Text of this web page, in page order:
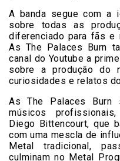
A banda segue com a
sobre todas as
diferenciado para fãs e
As The Palaces Burn
canal do Youtube a
sobre a produção do
curiosidades e relatos
As The Palaces Burn
músicos
Diego Bittencourt, que
com uma mescla de
Metal tradicional,
culminam no Metal